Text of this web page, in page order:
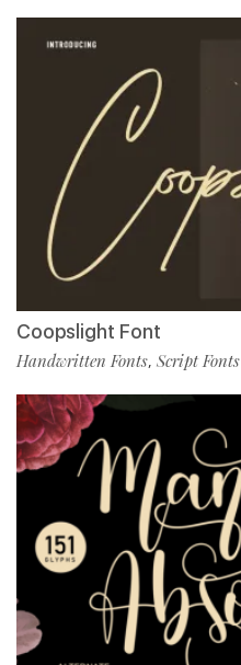
Coopslight Font
Handwritten Fonts, Script Fonts